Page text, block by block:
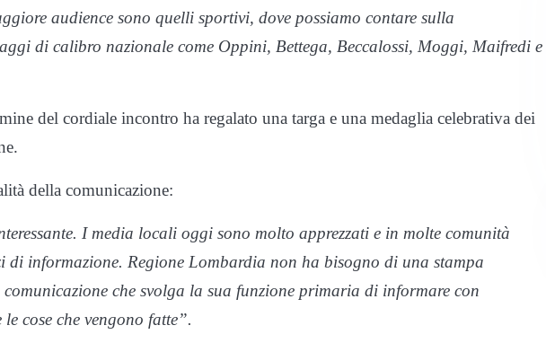
audience sono quelli sportivi, dove possiamo contare sulla
di calibro nazionale come Oppini, Bettega, Beccalossi, Moggi, Maifredi e
del cordiale incontro ha regalato una targa e una medaglia celebrativa dei
della comunicazione:
I media locali oggi sono molto apprezzati e in molte comunità
di informazione. Regione Lombardia non ha bisogno di una stampa
che svolga la sua funzione primaria di informare con
cose che vengono fatte”.